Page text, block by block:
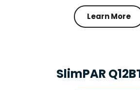
Learn More
SlimPAR